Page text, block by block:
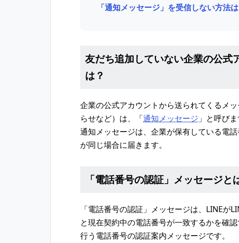
「通知メッセージ」を受信しない方法
友だち追加していない企業の公式
は？
企業の公式アカウントから送られてくるメ
らせなど）は、「通知メッセージ 」と呼びま
通知メッセージは、企業が保有している電
が同じ場合に届きます。
「電話番号の認証」メッセージと
「電話番号の認証」メッセージは、LINEが
と現在契約中の電話番号が一致するかを確
行う電話番号の認証案内メッセージです。